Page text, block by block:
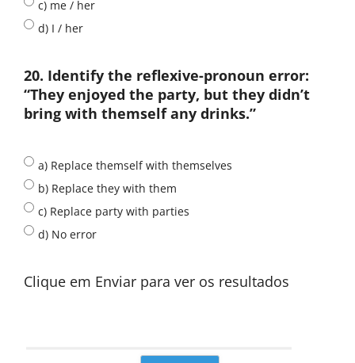
c) me / her
d) I / her
20. Identify the reflexive-pronoun error:
“They enjoyed the party, but they didn’t
bring with themself any drinks.”
a) Replace themself with themselves
b) Replace they with them
c) Replace party with parties
d) No error
Clique em Enviar para ver os resultados